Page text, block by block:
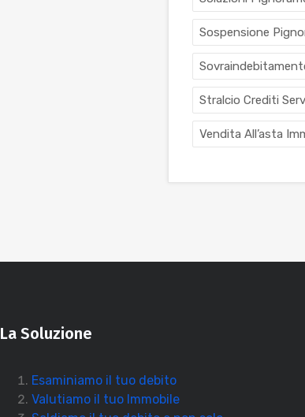
Sospensione
Stralcio Crediti
Vendita All’asta
La Soluzione
Esaminiamo il tuo debito
Valutiamo il tuo Immobile